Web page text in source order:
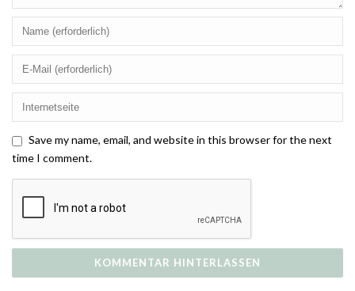
Save my name, email, and website in this browser for the next
time I comment.